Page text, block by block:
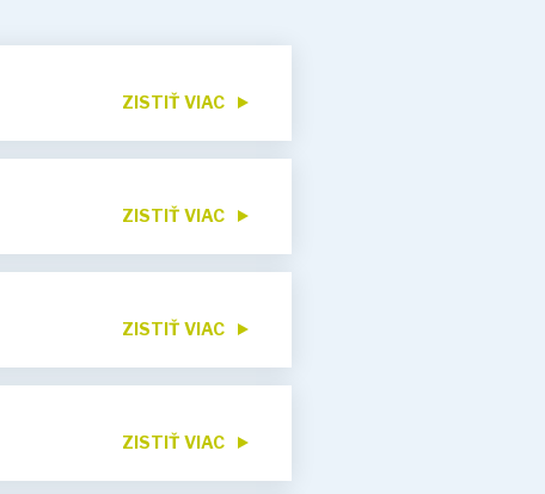
ZISTIŤ VIAC
ZISTIŤ VIAC
ZISTIŤ VIAC
ZISTIŤ VIAC